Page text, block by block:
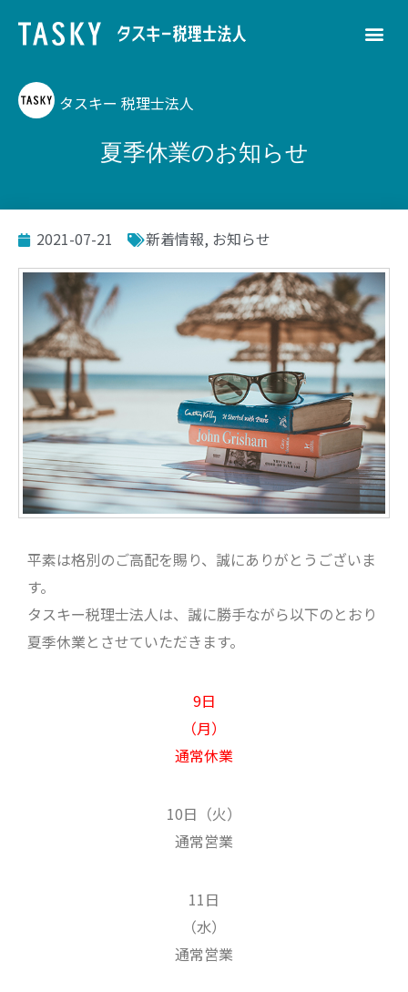
タスキー 税理士法人
夏季休業のお知らせ
2021-07-21 新着情報, お知らせ
平素は格別のご高配を賜り、誠にありがとうございま
す。
タスキー税理士法人は、誠に勝手ながら以下のとおり
夏季休業とさせていただきます。
9日
（月）
通常休業
10日（火）
通常営業
11日
（水）
通常営業